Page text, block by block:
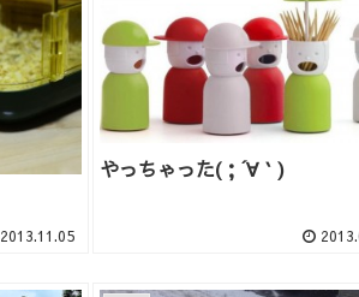
2013.11.05
やっちゃった(；´∀｀)